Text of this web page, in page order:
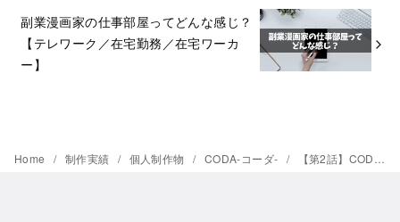
副業漫画家の仕事部屋ってどんな感じ？
【テレワーク／在宅勤務／在宅ワーカ
ー】
Home 制作実績 個人制作物 CODA‐コーダ‐ 【第2話】CODA～手話が嫌いだった私が手話通訳士になった理由～